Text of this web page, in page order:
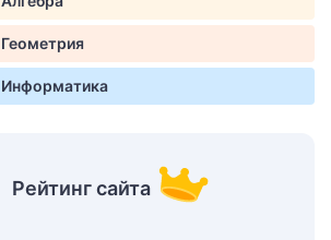
Геометрия
Информатика
Рейтинг сайта